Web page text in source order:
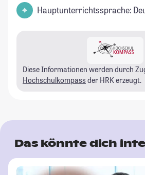
Hauptunterrichtssprache:
Diese Informationen werden durch
Hochschulkompass der HRK erzeugt.
Das könnte dich